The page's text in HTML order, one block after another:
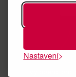
Nastavení